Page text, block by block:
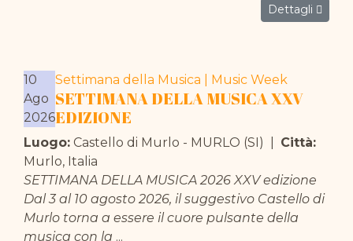
Dettagli
10
Ago
2026
Settimana della Musica | Music Week
SETTIMANA DELLA MUSICA XXV
EDIZIONE
Luogo: Castello di Murlo - MURLO (SI)
Città:
Murlo, Italia
SETTIMANA DELLA MUSICA 2026 XXV edizione
Dal 3 al 10 agosto 2026, il suggestivo Castello di
Murlo torna a essere il cuore pulsante della
musica con la ...